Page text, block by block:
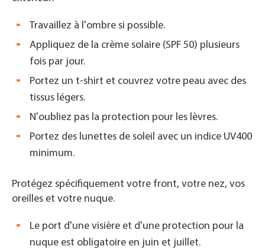
Travaillez à l'ombre si possible.
Appliquez de la crème solaire (SPF 50) plusieurs
fois par jour.
Portez un t-shirt et couvrez votre peau avec des
tissus légers.
N'oubliez pas la protection pour les lèvres.
Portez des lunettes de soleil avec un indice UV400
minimum.
Protégez spécifiquement votre front, votre nez, vos
oreilles et votre nuque.
Le port d'une visière et d'une protection pour la
nuque est obligatoire en juin et juillet.